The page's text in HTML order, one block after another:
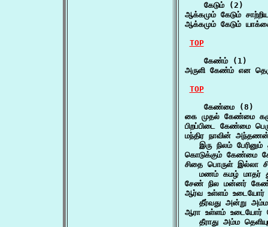
    கேடும் (2)
ஆக்கமும் கேடும்
ஆக்கமும் கேடும்
TOP
    கேண்ம் (1)
அருளி கேண்ம் என
TOP
    கேண்மை (8)
கை முதல் கேண்மை
பிறப்பிடை கேண்மை
மந்திர நாவின்
இரு நிலம்
கொடுக்கும் கேண்மை
சிதை பொருள் இல்லா
மணம் கமழ் மாதர்
சேண் நில மன்னர்
ஆர்வ உள்ளம்
தீர்வது அன்று
ஆரா உள்ளம் உடையோர்
தீராது அம்ம